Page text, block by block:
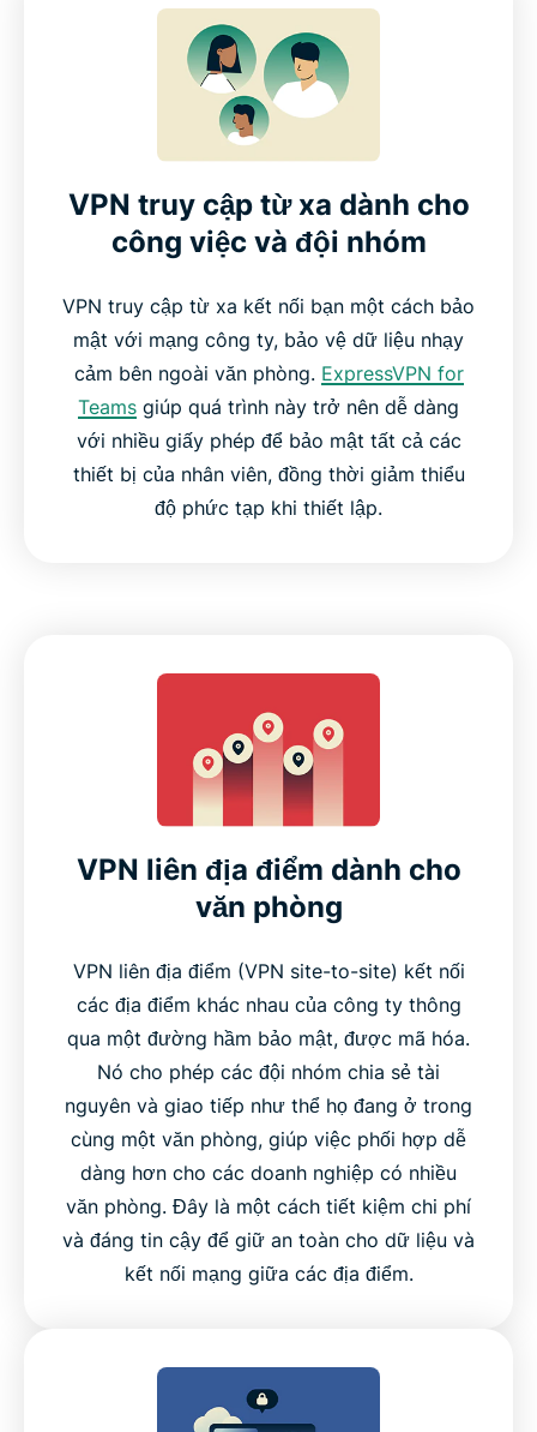
VPN truy cập từ xa dành cho
công việc và đội nhóm
VPN truy cập từ xa kết nối bạn một cách bảo
mật với mạng công ty, bảo vệ dữ liệu nhạy
cảm bên ngoài văn phòng. ExpressVPN for
Teams giúp quá trình này trở nên dễ dàng
với nhiều giấy phép để bảo mật tất cả các
thiết bị của nhân viên, đồng thời giảm thiểu
độ phức tạp khi thiết lập.
VPN liên địa điểm dành cho
văn phòng
VPN liên địa điểm (VPN site-to-site) kết nối
các địa điểm khác nhau của công ty thông
qua một đường hầm bảo mật, được mã hóa.
Nó cho phép các đội nhóm chia sẻ tài
nguyên và giao tiếp như thể họ đang ở trong
cùng một văn phòng, giúp việc phối hợp dễ
dàng hơn cho các doanh nghiệp có nhiều
văn phòng. Đây là một cách tiết kiệm chi phí
và đáng tin cậy để giữ an toàn cho dữ liệu và
kết nối mạng giữa các địa điểm.